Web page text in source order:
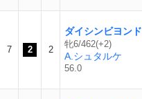
7 2 2
ダイシンビヨンド
牝6/462(+2)
A.シュタルケ
56.0